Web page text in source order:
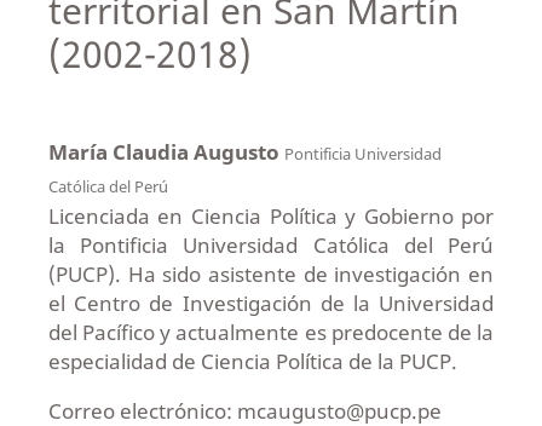
territorial en San Martín
(2002-2018)
María Claudia Augusto Pontificia Universidad
Católica del Perú
Licenciada en Ciencia Política y Gobierno por
la Pontificia Universidad Católica del Perú
(PUCP). Ha sido asistente de investigación en
el Centro de Investigación de la Universidad
del Pacífico y actualmente es predocente de la
especialidad de Ciencia Política de la PUCP.
Correo electrónico: mcaugusto@pucp.pe